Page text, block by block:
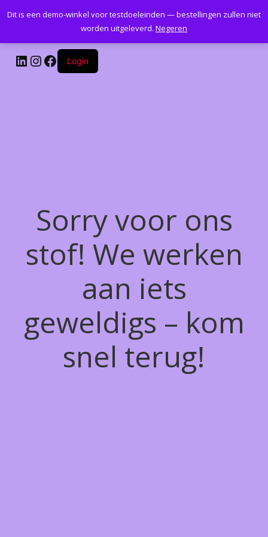
Kantoormeubelenplus.com
LinkedIn
Instagram
Facebook
Login
Sorry voor ons
stof! We werken
aan iets
geweldigs – kom
snel terug!
Dit is een demo-winkel voor testdoeleinden — bestellingen zullen niet
worden uitgeleverd. Negeren